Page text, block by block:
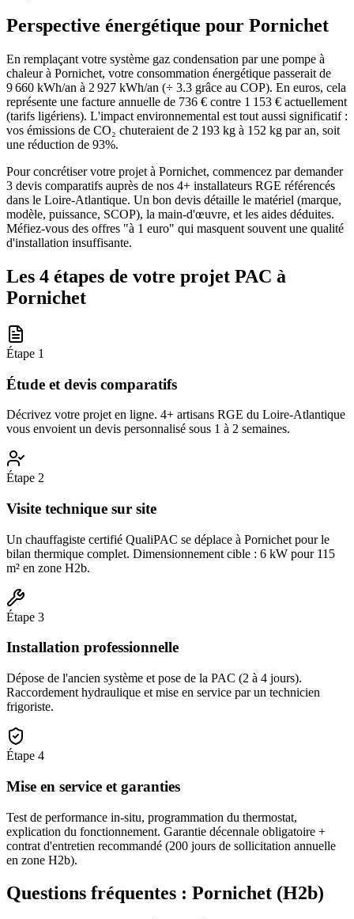
Perspective énergétique pour Pornichet
En remplaçant votre système gaz condensation par une pompe à
chaleur à Pornichet, votre consommation énergétique passerait de
9 660 kWh/an à 2 927 kWh/an (÷ 3.3 grâce au COP). En euros, cela
représente une facture annuelle de 736 € contre 1 153 € actuellement
(tarifs ligériens). L'impact environnemental est tout aussi significatif :
vos émissions de CO₂ chuteraient de 2 193 kg à 152 kg par an, soit
une réduction de 93%.
Pour concrétiser votre projet à Pornichet, commencez par demander
3 devis comparatifs auprès de nos 4+ installateurs RGE référencés
dans le Loire-Atlantique. Un bon devis détaille le matériel (marque,
modèle, puissance, SCOP), la main-d'œuvre, et les aides déduites.
Méfiez-vous des offres "à 1 euro" qui masquent souvent une qualité
d'installation insuffisante.
Les 4 étapes de votre projet PAC à
Pornichet
Étape 1
Étude et devis comparatifs
Décrivez votre projet en ligne. 4+ artisans RGE du Loire-Atlantique
vous envoient un devis personnalisé sous 1 à 2 semaines.
Étape 2
Visite technique sur site
Un chauffagiste certifié QualiPAC se déplace à Pornichet pour le
bilan thermique complet. Dimensionnement cible : 6 kW pour 115
m² en zone H2b.
Étape 3
Installation professionnelle
Dépose de l'ancien système et pose de la PAC (2 à 4 jours).
Raccordement hydraulique et mise en service par un technicien
frigoriste.
Étape 4
Mise en service et garanties
Test de performance in-situ, programmation du thermostat,
explication du fonctionnement. Garantie décennale obligatoire +
contrat d'entretien recommandé (200 jours de sollicitation annuelle
en zone H2b).
Questions fréquentes : Pornichet (H2b)